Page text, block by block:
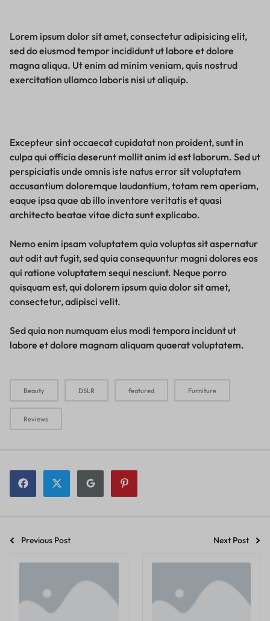
Lorem ipsum dolor sit amet, consectetur adipisicing elit,
sed do eiusmod tempor incididunt ut labore et dolore
magna aliqua. Ut enim ad minim veniam, quis nostrud
exercitation ullamco laboris nisi ut aliquip.
Excepteur sint occaecat cupidatat non proident, sunt in
culpa qui officia deserunt mollit anim id est laborum. Sed ut
perspiciatis unde omnis iste natus error sit voluptatem
accusantium doloremque laudantium, totam rem aperiam,
eaque ipsa quae ab illo inventore veritatis et quasi
architecto beatae vitae dicta sunt explicabo.
Nemo enim ipsam voluptatem quia voluptas sit aspernatur
aut odit aut fugit, sed quia consequuntur magni dolores eos
qui ratione voluptatem sequi nesciunt. Neque porro
quisquam est, qui dolorem ipsum quia dolor sit amet,
consectetur, adipisci velit.
Sed quia non numquam eius modi tempora incidunt ut
labore et dolore magnam aliquam quaerat voluptatem.
Beauty DSLR featured Furniture
Reviews
Previous Post Next Post